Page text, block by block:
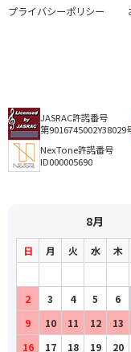
プライバシーポリシー
JASRAC許諾番号
第9016745002Y38029
NexTone許諾番号
ID000005690
8月
日 月 火 水 木
2
3 4 5 6
9
10 11 12 13
16
17 18 19 20